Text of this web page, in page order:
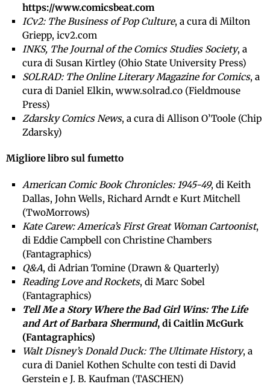
https://www.comicsbeat.com
ICv2: The Business of Pop Culture, a cura di Milton
Griepp, icv2.com
INKS, The Journal of the Comics Studies Society, a
cura di Susan Kirtley (Ohio State University Press)
SOLRAD: The Online Literary Magazine for Comics, a
cura di Daniel Elkin, www.solrad.co (Fieldmouse
Press)
Zdarsky Comics News, a cura di Allison O’Toole (Chip
Zdarsky)
Migliore libro sul fumetto
American Comic Book Chronicles: 1945-49, di Keith
Dallas, John Wells, Richard Arndt e Kurt Mitchell
(TwoMorrows)
Kate Carew: America’s First Great Woman Cartoonist,
di Eddie Campbell con Christine Chambers
(Fantagraphics)
Q&A, di Adrian Tomine (Drawn & Quarterly)
Reading Love and Rockets, di Marc Sobel
(Fantagraphics)
Tell Me a Story Where the Bad Girl Wins: The Life
and Art of Barbara Shermund, di Caitlin McGurk
(Fantagraphics)
Walt Disney’s Donald Duck: The Ultimate History, a
cura di Daniel Kothen Schulte con testi di David
Gerstein e J. B. Kaufman (TASCHEN)